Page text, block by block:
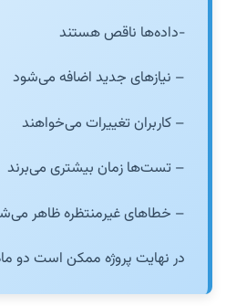
-داده‌ها ناقص هستند
– نیازهای جدید اضافه می‌شود
– کاربران تغییرات می‌خواهند
– تست‌ها زمان بیشتری می‌برند
– خطاهای غیرمنتظره ظاهر
در نهایت پروژه ممکن است دو